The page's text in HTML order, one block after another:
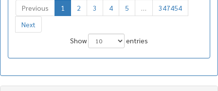
Previous
1 2 3 4 5 …
347454
Next
Show
entries